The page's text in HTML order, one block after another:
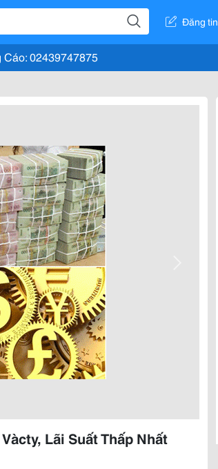
Đăng tin
Cáo: 02439747875
Lãi Suất Thấp Nhất